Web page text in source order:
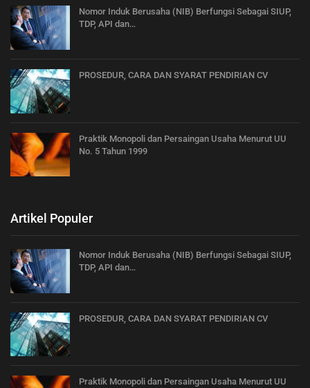
Nomor Induk Berusaha (NIB) Berfungsi Sebagai SIUP,
TDP, API dan…
PROSEDUR, CARA DAN SYARAT PENDIRIAN CV
Praktik Monopoli dan Persaingan Usaha Menurut UU
No. 5 Tahun 1999
Artikel Populer
Nomor Induk Berusaha (NIB) Berfungsi Sebagai SIUP,
TDP, API dan…
PROSEDUR, CARA DAN SYARAT PENDIRIAN CV
Praktik Monopoli dan Persaingan Usaha Menurut UU